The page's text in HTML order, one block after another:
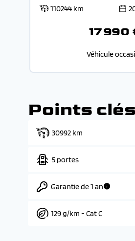
110244 km
17 990
Véhicule
Points clés
30992 km
5 portes
Garantie de 1 an
129 g/km - Cat C